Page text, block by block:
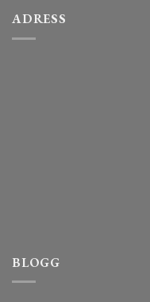
ADRESS
BLOGG